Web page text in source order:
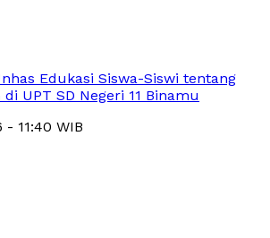
Edukasi Siswa-Siswi tentang
UPT SD Negeri 11 Binamu
11:40 WIB